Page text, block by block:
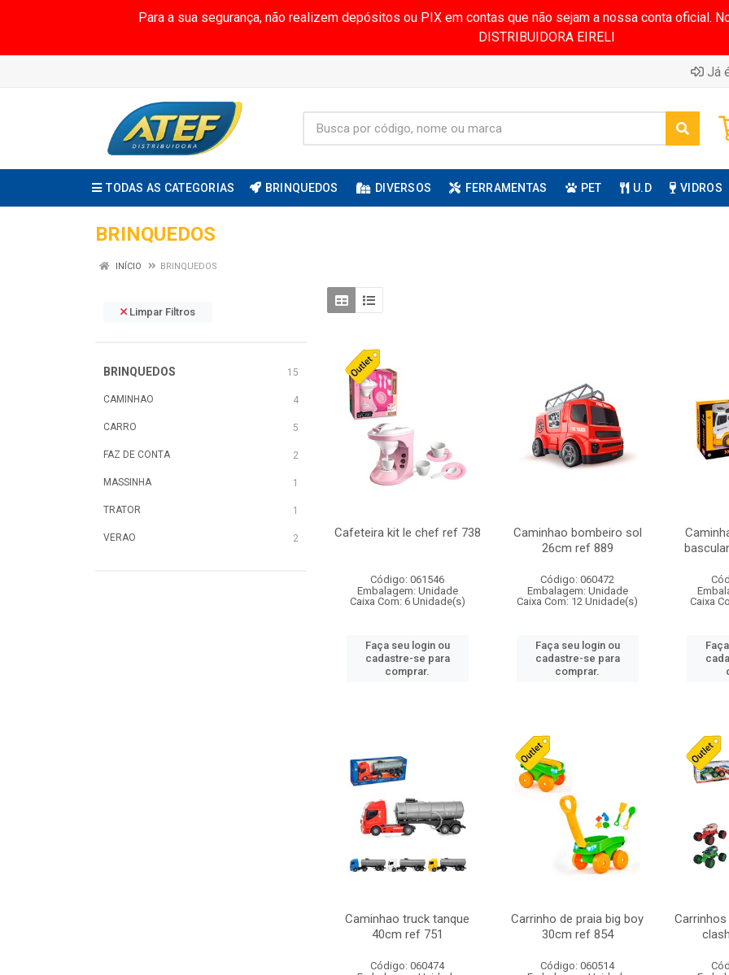
Para a sua segurança, não realizem depósitos ou PIX em contas que não sejam a nossa conta oficial.
DISTRIBUIDORA EIRELI
Já
TODAS AS CATEGORIAS BRINQUEDOS DIVERSOS FERRAMENTAS PET U.D VIDROS
BRINQUEDOS
INÍCIO BRINQUEDOS
Limpar Filtros
BRINQUEDOS 15
CAMINHAO 4
CARRO 5
FAZ DE CONTA 2
MASSINHA 1
TRATOR 1
VERAO 2 Cafeteira kit le chef ref 738
Código: 061546
Embalagem: Unidade
Caixa Com: 6 Unidade(s)
Faça seu login ou
cadastre-se para
comprar.
Caminhao bombeiro sol
26cm ref 889
Código: 060472
Embalagem: Unidade
Caixa Com: 12 Unidade(s)
Faça seu login ou
cadastre-se para
comprar.
Caixa
Caminhao truck tanque
40cm ref 751
Código: 060474
Carrinho de praia big boy
30cm ref 854
Código: 060514